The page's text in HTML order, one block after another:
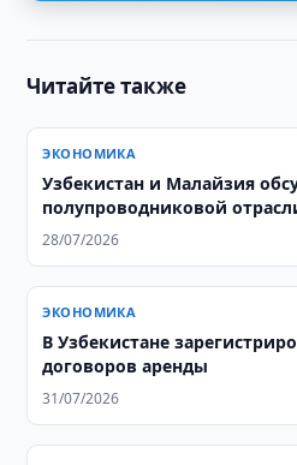
Читайте также
ЭКОНОМИКА
Узбекистан и Малайзия
полупроводниковой
28/07/2026
ЭКОНОМИКА
В Узбекистане
договоров аренды
31/07/2026